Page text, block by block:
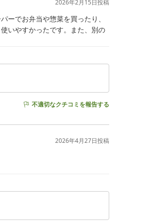
2026年2月15日投稿
ーでお弁当や惣菜を買ったり、
いやすかったです。また、別の
不適切なクチコミを報告する
2026年4月27日投稿